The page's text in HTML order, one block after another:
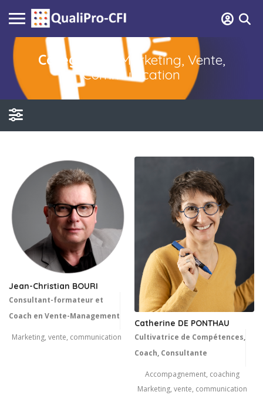
Categories :
Marketing, Vente,
Communication
Jean-Christian BOURI
Consultant-formateur et
Coach en Vente-Management
Marketing, vente, communication
Catherine DE PONTHAU
Cultivatrice de Compétences,
Coach, Consultante
Accompagnement, coaching
Marketing, vente, communication